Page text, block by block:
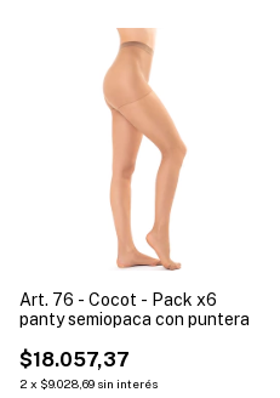
Art. 76 - Cocot - Pack x6
panty semiopaca con puntera
$18.057,37
2 x $9.028,69 sin interés